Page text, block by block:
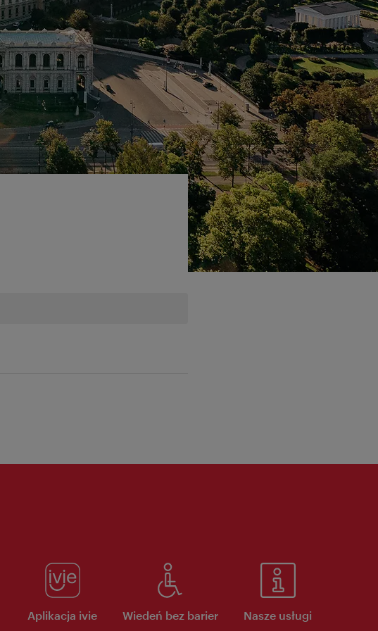
Aplikacja ivie Wiedeń bez barier Nasze usługi